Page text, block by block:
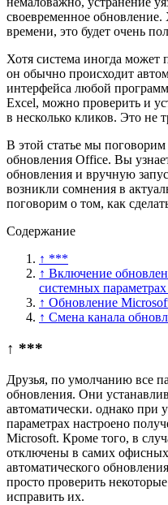
своевременное
времени, это будет очень
Хотя система иногда может
он обычно происходит
интерфейса любой
Excel, можно проверить и
в несколько кликов. Это не
В этой статье мы
обновления Office. Вы
обновления и вручную
возникли сомнения в
поговорим о том, как
Содержание
↑ ***
↑ Включение
системных
↑ Обновление
↑ Смена канала
↑ ***
Друзья, по умолчанию все
обновления. Они
автоматически. однако при
параметрах настроено
Microsoft. Кроме того, в
отключены в самих
автоматического
просто проверить
исправить их.